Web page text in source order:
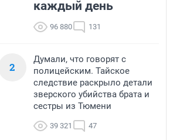
каждый день
96 880 131
2
Думали, что говорят с
полицейским. Тайское
следствие раскрыло детали
зверского убийства брата и
сестры из Тюмени
39 321 47